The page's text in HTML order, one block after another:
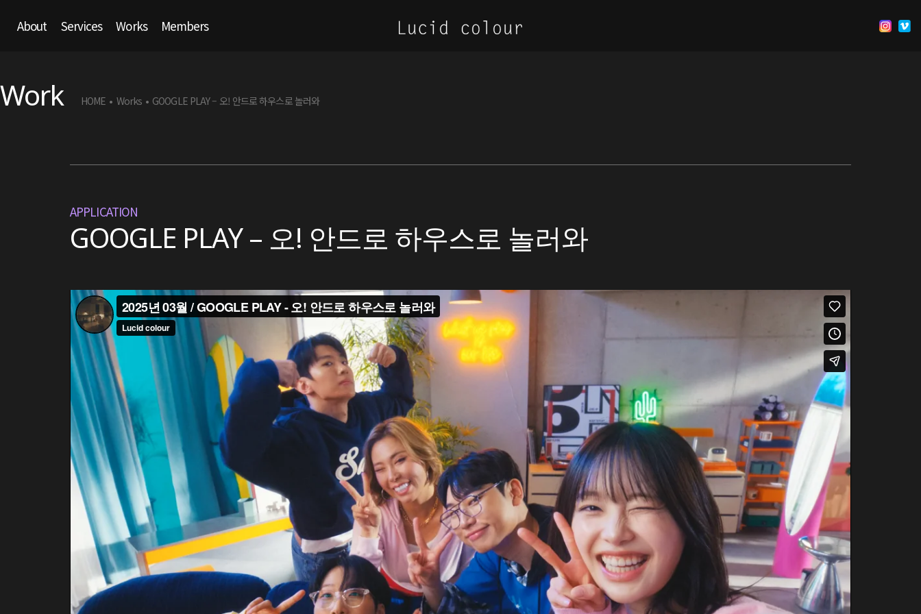
About Services Works Members
Work HOME • Works • GOOGLE PLAY – 오! 안드로 하우스로 놀러와
APPLICATION
GOOGLE PLAY – 오! 안드로 하우스로 놀러와